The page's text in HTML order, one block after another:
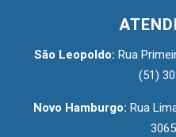
São Leopoldo: Rua
(51)
Novo Hamburgo: Rua